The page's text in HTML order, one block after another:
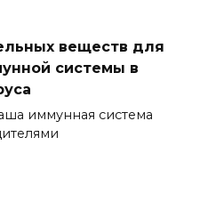
веществ для
системы в
иммунная система